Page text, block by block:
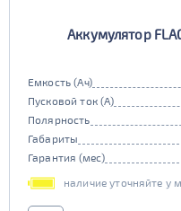
Аккумулятор
Емкость (Ач)
Пусковой ток (А)
Полярность
Габариты
Гарантия (мес)
наличие уточняйте у